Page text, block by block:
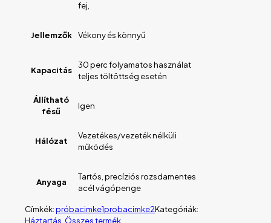
fej,
Jellemzők Vékony és könnyű
Kapacitás
30 perc folyamatos használat
teljes töltöttség esetén
Állítható
fésű
Igen
Hálózat
Vezetékes/vezeték nélküli
működés
Anyaga
Tartós, precíziós rozsdamentes
acél vágópenge
Címkék:próbacimke1probacimke2Kategóriák:
Háztartás Összes termék